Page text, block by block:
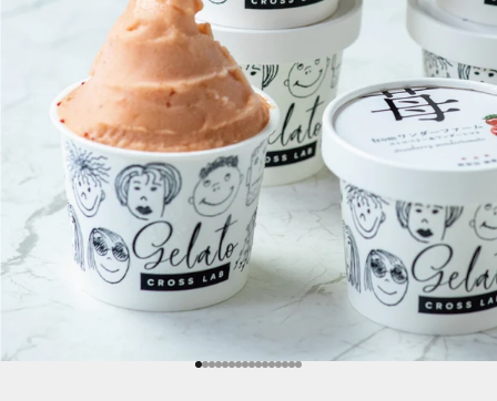
項目に移動する 1
項目に移動する 2
項目に移動する 3
項目に移動する 4
項目に移動する 5
項目に移動する 6
項目に移動する 7
項目に移動する 8
項目に移動する 9
項目に移動する 10
項目に移動する 11
項目に移動する 12
項目に移動する 13
項目に移動する 14
項目に移動する 15
項目に移動する 16